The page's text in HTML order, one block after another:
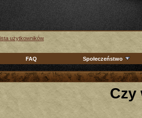
użytkowników
FAQ Społeczeństwo
Czy